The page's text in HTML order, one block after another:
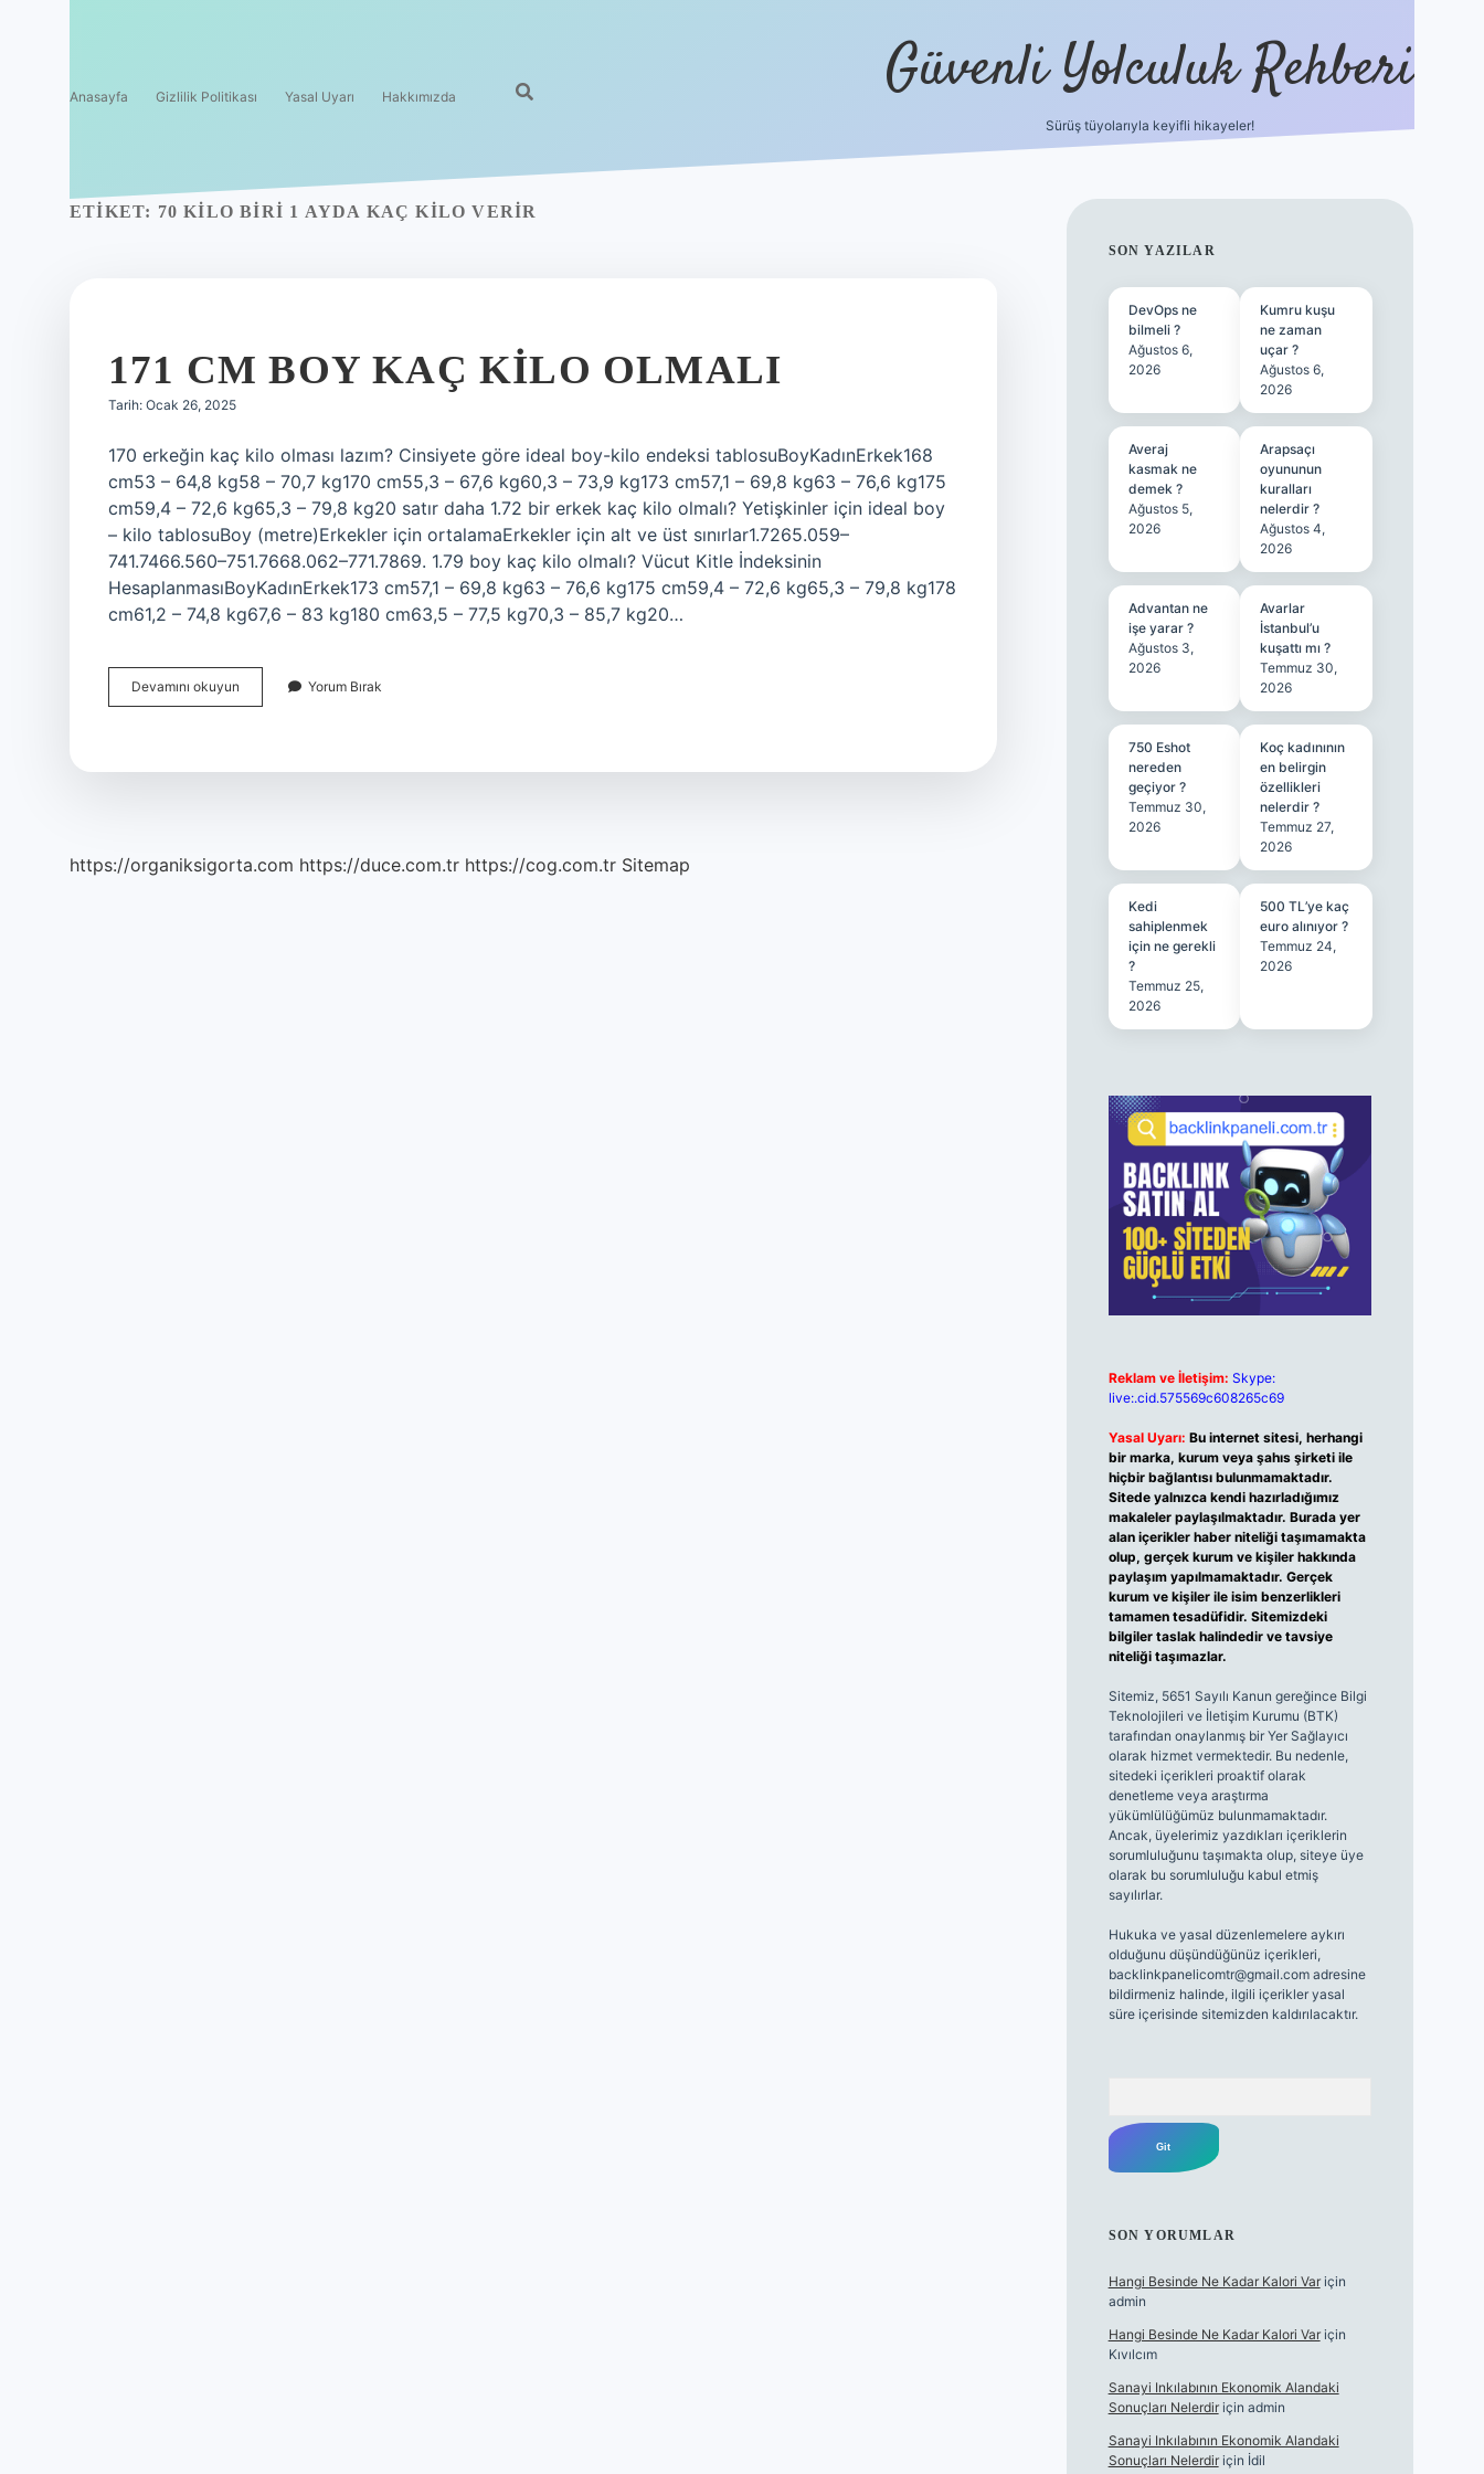
Anasayfa Gizlilik Politikası Yasal Uyarı Hakkımızda Güvenli Yolculuk Rehberi
Sürüş tüyolarıyla keyifli hikayeler!
ETIKET: 70 KILO BIRI 1 AYDA KAÇ KILO VERIR
171 CM BOY KAÇ KILO OLMALI
Tarih: Ocak 26, 2025
170 erkeğin kaç kilo olması lazım? Cinsiyete göre ideal boy-kilo endeksi tablosuBoyKadınErkek168
cm53 – 64,8 kg58 – 70,7 kg170 cm55,3 – 67,6 kg60,3 – 73,9 kg173 cm57,1 – 69,8 kg63 – 76,6 kg175
cm59,4 – 72,6 kg65,3 – 79,8 kg20 satır daha 1.72 bir erkek kaç kilo olmalı? Yetişkinler için ideal boy
– kilo tablosuBoy (metre)Erkekler için ortalamaErkekler için alt ve üst sınırlar1.7265.059–
741.7466.560–751.7668.062–771.7869. 1.79 boy kaç kilo olmalı? Vücut Kitle İndeksinin
HesaplanmasıBoyKadınErkek173 cm57,1 – 69,8 kg63 – 76,6 kg175 cm59,4 – 72,6 kg65,3 – 79,8 kg178
cm61,2 – 74,8 kg67,6 – 83 kg180 cm63,5 – 77,5 kg70,3 – 85,7 kg20…
Devamını okuyun
Cm
Yorum Bırak
https://organiksigorta.com https://duce.com.tr https://cog.com.tr Sitemap
SIDEBAR
SON YAZILAR
DevOps ne
bilmeli ?
Ağustos 6,
2026
Kumru kuşu
ne zaman
uçar ?
Ağustos 6,
2026
Averaj
kasmak ne
demek ?
Ağustos 5,
2026
Arapsaçı
oyununun
kuralları
nelerdir ?
Ağustos 4,
2026
Advantan ne
işe yarar ?
Ağustos 3,
2026
Avarlar
İstanbul’u
kuşattı mı ?
Temmuz 30,
2026
750 Eshot
nereden
geçiyor ?
Temmuz 30,
2026
Koç kadınının
en belirgin
özellikleri
nelerdir ?
Temmuz 27,
2026
Kedi
sahiplenmek
için ne gerekli
?
Temmuz 25,
2026
500 TL’ye kaç
euro alınıyor ?
Temmuz 24,
2026
Reklam ve İletişim: Skype:
live:.cid.575569c608265c69
Yasal Uyarı: Bu internet sitesi, herhangi
bir marka, kurum veya şahıs şirketi ile
hiçbir bağlantısı bulunmamaktadır.
Sitede yalnızca kendi hazırladığımız
makaleler paylaşılmaktadır. Burada yer
alan içerikler haber niteliği taşımamakta
olup, gerçek kurum ve kişiler hakkında
paylaşım yapılmamaktadır. Gerçek
kurum ve kişiler ile isim benzerlikleri
tamamen tesadüfidir. Sitemizdeki
bilgiler taslak halindedir ve tavsiye
niteliği taşımazlar.
Sitemiz, 5651 Sayılı Kanun gereğince Bilgi
Teknolojileri ve İletişim Kurumu (BTK)
tarafından onaylanmış bir Yer Sağlayıcı
olarak hizmet vermektedir. Bu nedenle,
sitedeki içerikleri proaktif olarak
denetleme veya araştırma
yükümlülüğümüz bulunmamaktadır.
Ancak, üyelerimiz yazdıkları içeriklerin
sorumluluğunu taşımakta olup, siteye üye
olarak bu sorumluluğu kabul etmiş
sayılırlar.
Hukuka ve yasal düzenlemelere aykırı
olduğunu düşündüğünüz içerikleri,
backlinkpanelicomtr@gmail.comadresine
bildirmeniz halinde, ilgili içerikler yasal
süre içerisinde sitemizden kaldırılacaktır.
SON YORUMLAR
Hangi Besinde Ne Kadar Kalori Variçin
admin
Hangi Besinde Ne Kadar Kalori Variçin
Kıvılcım
Sanayi Inkılabının Ekonomik Alandaki
Sonuçları Nelerdiriçin admin
Sanayi Inkılabının Ekonomik Alandaki
Sonuçları Nelerdiriçin İdil
grandoperabet